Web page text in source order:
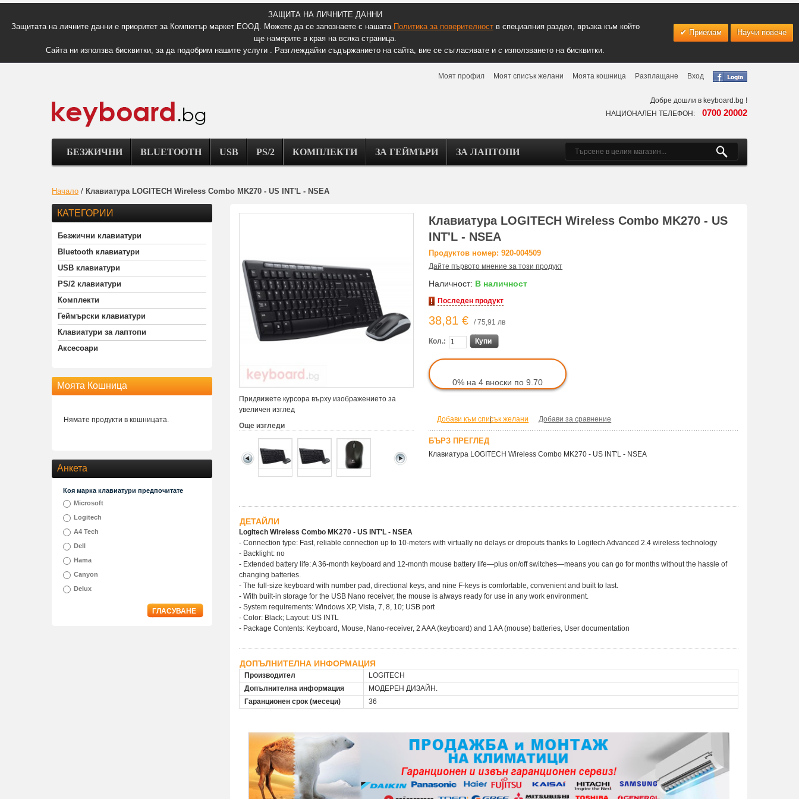
ЗАЩИТА НА ЛИЧНИТЕ ДАННИ
Защитата на личните данни е приоритет за Компютър маркет ЕООД. Можете да се запознаете с нашатаПолитика за поверителноств специалния раздел, връзка към който
ще намерите в края на всяка страница.
Сайта ни използва бисквитки, за да подобрим нашите услуги . Разглеждайки съдържанието на сайта, вие се съгласявате и с използването на бисквитки.
Приемам Научи повече
Моят профил Моят списък желани Моята кошница Разплащане Вход
Добре дошли в keyboard.bg !
НАЦИОНАЛЕН ТЕЛЕФОН: 0700 20002
БЕЗЖИЧНИ BLUETOOTH USB PS/2 КОМПЛЕКТИ ЗА ГЕЙМЪРИ ЗА ЛАПТОПИ
Начало / Клавиатура LOGITECH Wireless Combo MK270 - US INT'L - NSEA
Придвижете курсора върху изображението за
увеличен изглед
Още изгледи
Клавиатура LOGITECH Wireless Combo MK270 - US
INT'L - NSEA
Продуктов номер: 920-004509
Дайте първото мнение за този продукт
Наличност: В наличност
Последен продукт
38,81 € / 75,91 лв
Кол.: Купи
0% на 4 вноски по 9.70
Добави към списък желани
| Добави за сравнение
БЪРЗ ПРЕГЛЕД
Клавиатура LOGITECH Wireless Combo MK270 - US INT'L - NSEA
ДЕТАЙЛИ
Logitech Wireless Combo MK270 - US INT'L - NSEA
- Connection type: Fast, reliable connection up to 10-meters with virtually no delays or dropouts thanks to Logitech Advanced 2.4 wireless technology
- Backlight: no
- Extended battery life: A 36-month keyboard and 12-month mouse battery life—plus on/off switches—means you can go for months without the hassle of
changing batteries.
- The full-size keyboard with number pad, directional keys, and nine F-keys is comfortable, convenient and built to last.
- With built-in storage for the USB Nano receiver, the mouse is always ready for use in any work environment.
- System requirements: Windows XP, Vista, 7, 8, 10; USB port
- Color: Black; Layout: US INTL
- Package Contents: Keyboard, Mouse, Nano-receiver, 2 AAA (keyboard) and 1 AA (mouse) batteries, User documentation
ДОПЪЛНИТЕЛНА ИНФОРМАЦИЯ
Производител
LOGITECH
Допълнителна информация
МОДЕРЕН ДИЗАЙН.
Гаранционен срок (месеци)
36
КАТЕГОРИИ
Безжични клавиатури
Bluetooth клавиатури
USB клавиатури
PS/2 клавиатури
Комплекти
Геймърски клавиатури
Клавиатури за лаптопи
Аксесоари
Моята Кошница
Нямате продукти в кошницата.
Анкета
Коя марка клавиатури предпочитате
Microsoft
Logitech
A4 Tech
Dell
Hama
Canyon
Delux
ГЛАСУВАНЕ